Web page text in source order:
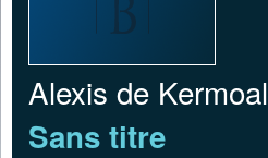
Alexis de Kermoal
Sans titre